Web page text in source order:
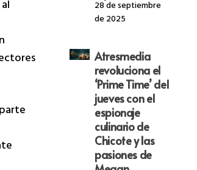
28 de septiembre
de 2025
Atresmedia
revoluciona el
‘Prime Time’ del
jueves con el
espionaje
culinario de
Chicote y las
pasiones de